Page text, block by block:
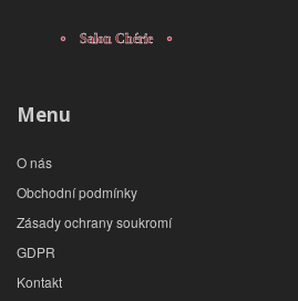
Menu
O nás
Obchodní podmínky
Zásady ochrany soukromí
GDPR
Kontakt